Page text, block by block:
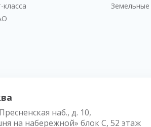
Земельные
наб., д. 10,
на набережной» блок С, 52 этаж